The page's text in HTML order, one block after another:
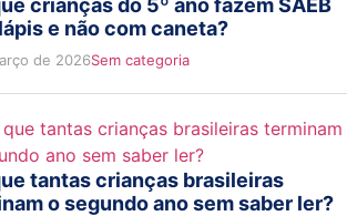
crianças do 5º ano fazem SAEB
e não com caneta?
de 2026Sem categoria
tantas crianças brasileiras
o segundo ano sem saber ler?